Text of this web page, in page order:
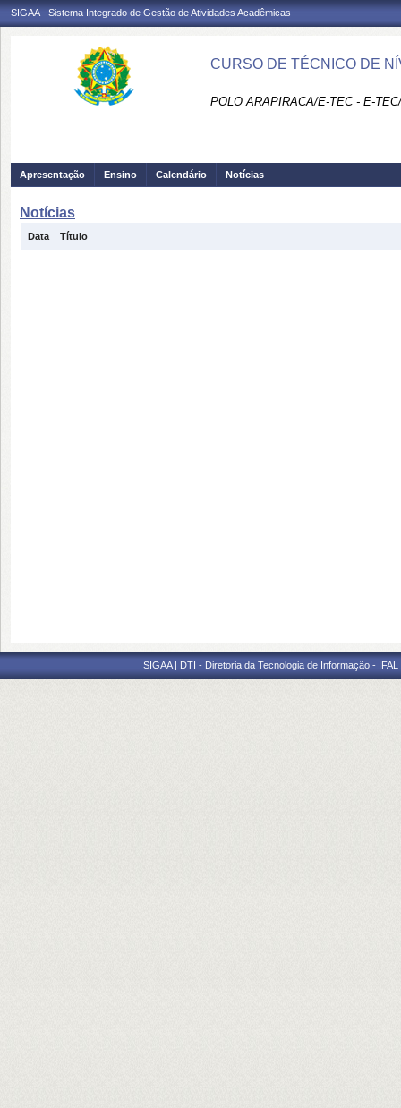
SIGAA - Sistema Integrado de Gestão de Atividades Acadêmicas
CURSO DE TÉCNICO DE
POLO ARAPIRACA/E-TEC - E-
Apresentação Ensino Calendário Notícias
Notícias
Data Título
SIGAA | DTI - Diretoria da Tecnologia de Informação -